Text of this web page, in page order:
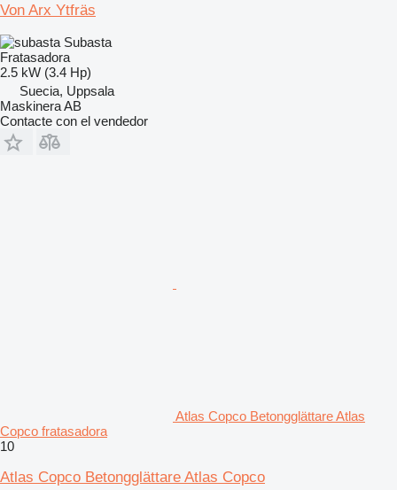
Von Arx Ytfräs
Subasta
Fratasadora
2.5 kW (3.4 Hp)
Suecia, Uppsala
Maskinera AB
Contacte con el vendedor
Atlas Copco Betongglättare Atlas
Copco fratasadora
10
Atlas Copco Betongglättare Atlas Copco